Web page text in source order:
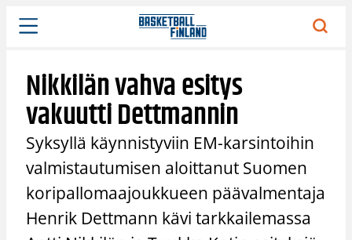
Siirry
sisältöön
Nikkilän vahva esitys
vakuutti Dettmannin
Syksyllä käynnistyviin EM-karsintoihin
valmistautumisen aloittanut Suomen
koripallomaajoukkueen päävalmentaja
Henrik Dettmann kävi tarkkailemassa